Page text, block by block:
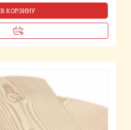
В КОРЗИНУ